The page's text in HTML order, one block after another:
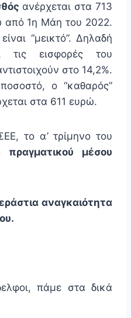
ανέρχεται στα 713
από 1η Μάη του 2022.
“μεικτό”. Δηλαδή
τις εισφορές του
στο 14,2%.
ο “καθαρός”
στα 611 ευρώ.
το α’ τρίμηνο του
πραγματικού μέσου
αναγκαιότητα
πάμε στα δικά